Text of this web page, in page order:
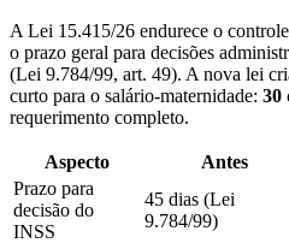
A Lei 15.415/26 endurece o
o prazo geral para decisões
(Lei 9.784/99, art. 49). A nova lei
curto para o salário-maternidade: 30
requerimento completo.
Aspecto Antes
Prazo para
decisão do
INSS
45 dias (Lei
9.784/99)